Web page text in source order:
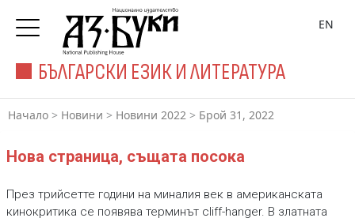
БЪЛГАРСКИ ЕЗИК И ЛИТЕРАТУРА
EN
Начало > Новини > Новини 2022 > Брой 31, 2022
Нова страница, същата посока
През трийсетте години на миналия век в американската
кинокритика се появява терминът cliff-hanger. В златната